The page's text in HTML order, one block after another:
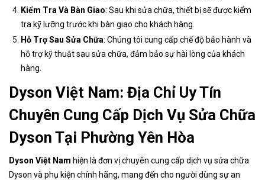
Kiểm Tra Và Bàn Giao: Sau khi sửa chữa, thiết bị sẽ được kiểm
tra kỹ lưỡng trước khi bàn giao cho khách hàng.
Hỗ Trợ Sau Sửa Chữa: Chúng tôi cung cấp chế độ bảo hành và
hỗ trợ kỹ thuật sau sửa chữa, đảm bảo sự hài lòng của khách
hàng.
Dyson Việt Nam: Địa Chỉ Uy Tín
Chuyên Cung Cấp Dịch Vụ Sửa Chữa
Dyson Tại Phường Yên Hòa
Dyson Việt Nam hiện là đơn vị chuyên cung cấp dịch vụ sửa chữa
Dyson và phụ kiện chính hãng, mang đến cho người dùng sự an